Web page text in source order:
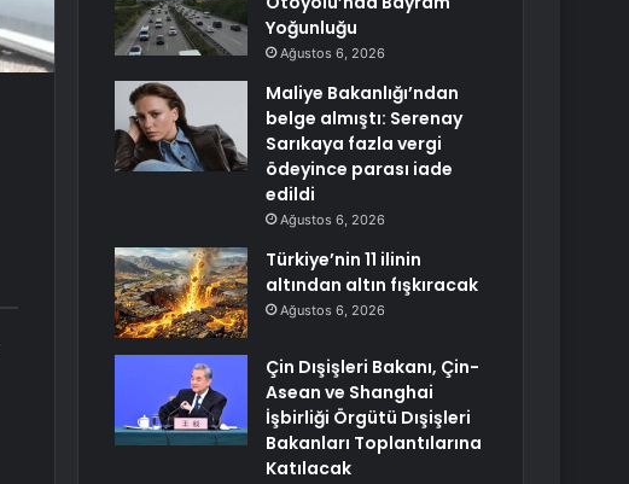
Yoğunluğu
Ağustos 6, 2026
Maliye Bakanlığı’ndan
belge almıştı: Serenay
Sarıkaya fazla vergi
ödeyince parası iade
edildi
Ağustos 6, 2026
Türkiye’nin 11 ilinin
altından altın fışkıracak
Ağustos 6, 2026
Çin Dışişleri Bakanı, Çin-
Asean ve Shanghai
İşbirliği Örgütü Dışişleri
Bakanları Toplantılarına
Katılacak